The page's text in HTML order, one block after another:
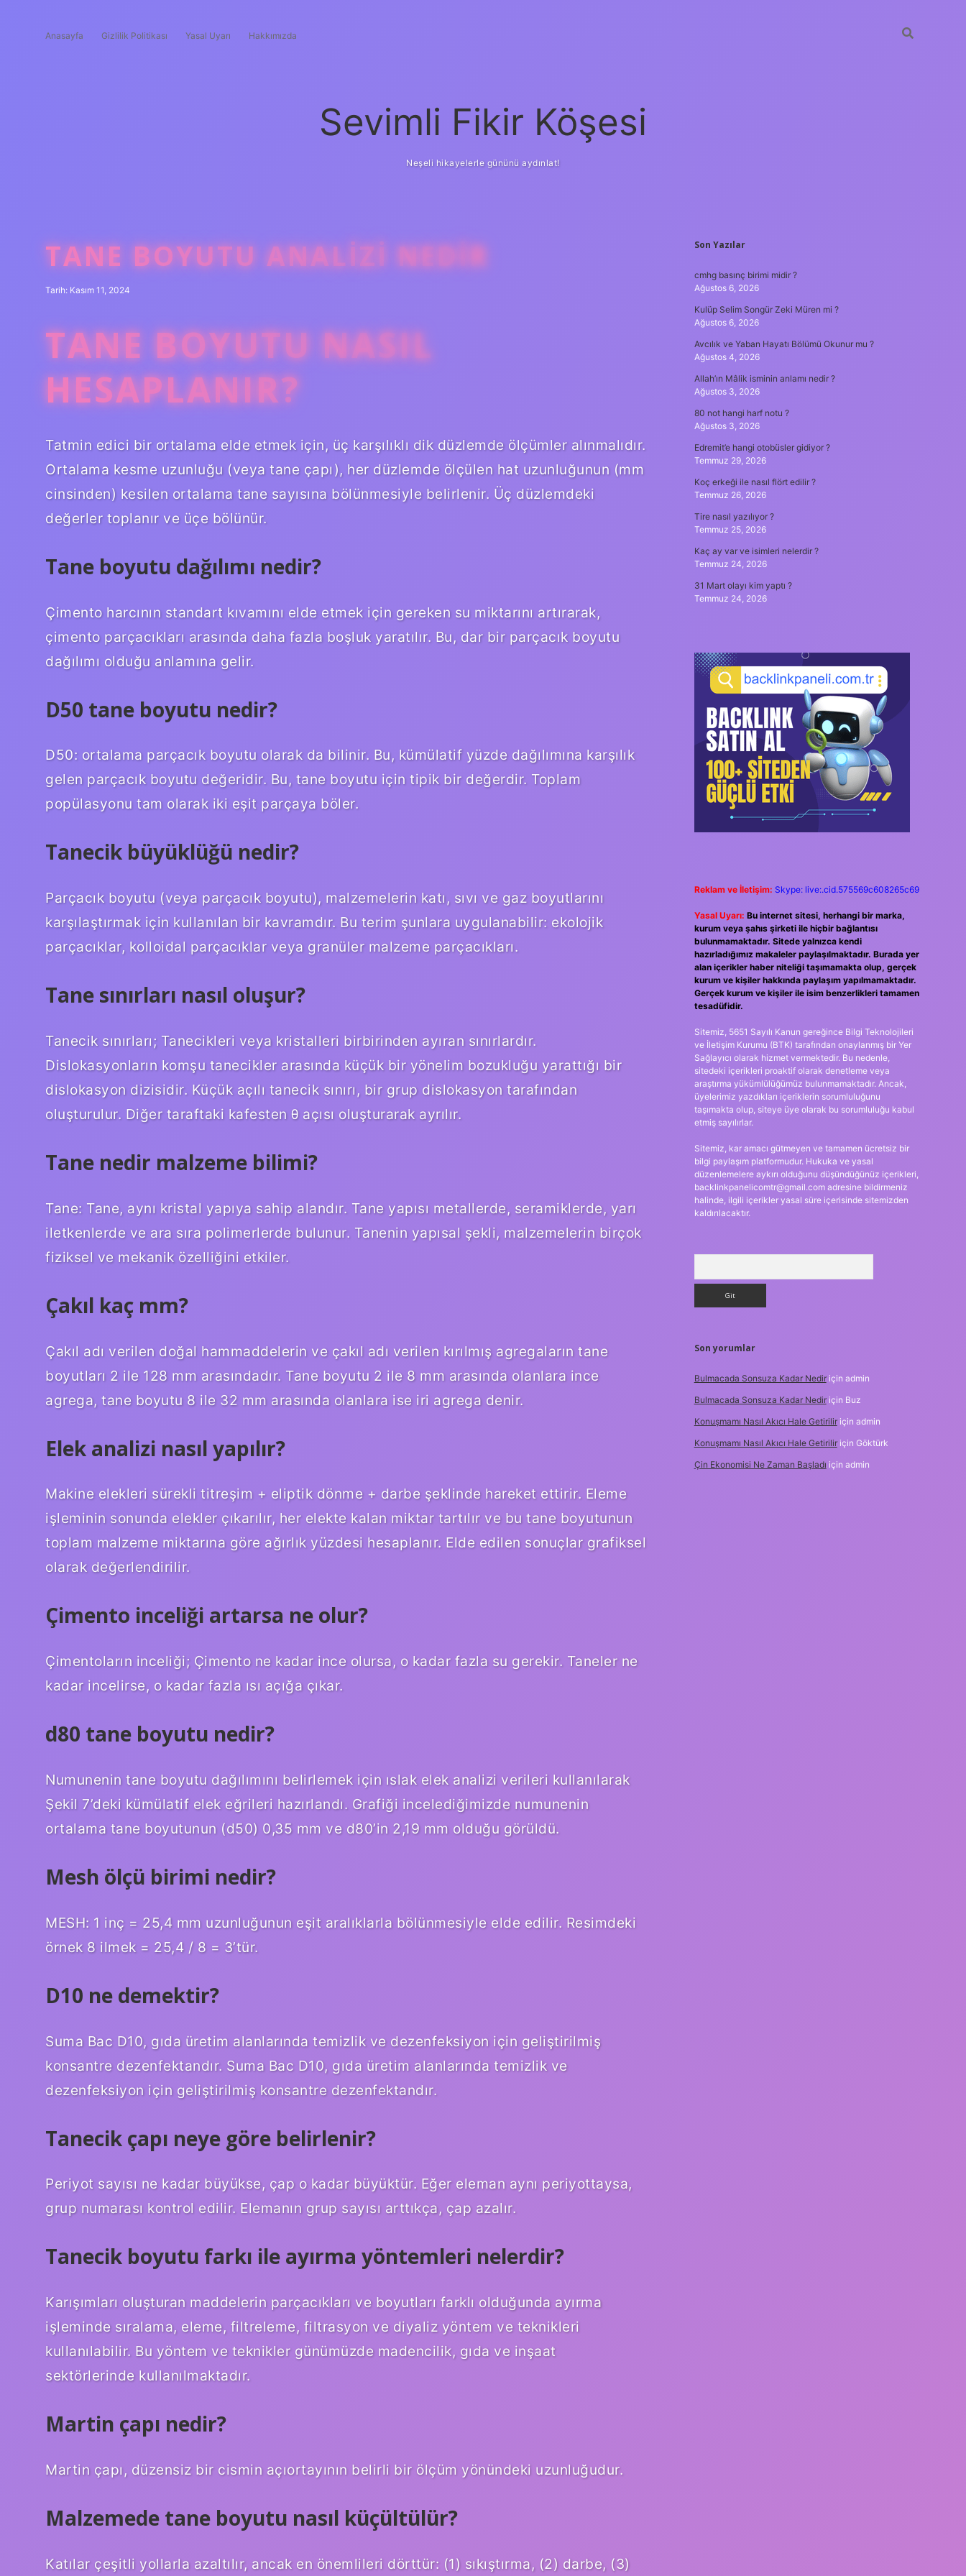
Anasayfa Gizlilik Politikası Yasal Uyarı Hakkımızda
Sevimli Fikir Köşesi
Neşeli hikayelerle gününü aydınlat!
TANE BOYUTU ANALIZI NEDIR
Tarih: Kasım 11, 2024
TANE BOYUTU NASIL
HESAPLANIR?
Tatmin edici bir ortalama elde etmek için, üç karşılıklı dik düzlemde ölçümler alınmalıdır.
Ortalama kesme uzunluğu (veya tane çapı), her düzlemde ölçülen hat uzunluğunun (mm
cinsinden) kesilen ortalama tane sayısına bölünmesiyle belirlenir. Üç düzlemdeki
değerler toplanır ve üçe bölünür.
Tane boyutu dağılımı nedir?
Çimento harcının standart kıvamını elde etmek için gereken su miktarını artırarak,
çimento parçacıkları arasında daha fazla boşluk yaratılır. Bu, dar bir parçacık boyutu
dağılımı olduğu anlamına gelir.
D50 tane boyutu nedir?
D50: ortalama parçacık boyutu olarak da bilinir. Bu, kümülatif yüzde dağılımına karşılık
gelen parçacık boyutu değeridir. Bu, tane boyutu için tipik bir değerdir. Toplam
popülasyonu tam olarak iki eşit parçaya böler.
Tanecik büyüklüğü nedir?
Parçacık boyutu (veya parçacık boyutu), malzemelerin katı, sıvı ve gaz boyutlarını
karşılaştırmak için kullanılan bir kavramdır. Bu terim şunlara uygulanabilir: ekolojik
parçacıklar, kolloidal parçacıklar veya granüler malzeme parçacıkları.
Tane sınırları nasıl oluşur?
Tanecik sınırları; Tanecikleri veya kristalleri birbirinden ayıran sınırlardır.
Dislokasyonların komşu tanecikler arasında küçük bir yönelim bozukluğu yarattığı bir
dislokasyon dizisidir. Küçük açılı tanecik sınırı, bir grup dislokasyon tarafından
oluşturulur. Diğer taraftaki kafesten θ açısı oluşturarak ayrılır.
Tane nedir malzeme bilimi?
Tane: Tane, aynı kristal yapıya sahip alandır. Tane yapısı metallerde, seramiklerde, yarı
iletkenlerde ve ara sıra polimerlerde bulunur. Tanenin yapısal şekli, malzemelerin birçok
fiziksel ve mekanik özelliğini etkiler.
Çakıl kaç mm?
Çakıl adı verilen doğal hammaddelerin ve çakıl adı verilen kırılmış agregaların tane
boyutları 2 ile 128 mm arasındadır. Tane boyutu 2 ile 8 mm arasında olanlara ince
agrega, tane boyutu 8 ile 32 mm arasında olanlara ise iri agrega denir.
Elek analizi nasıl yapılır?
Makine elekleri sürekli titreşim + eliptik dönme + darbe şeklinde hareket ettirir. Eleme
işleminin sonunda elekler çıkarılır, her elekte kalan miktar tartılır ve bu tane boyutunun
toplam malzeme miktarına göre ağırlık yüzdesi hesaplanır. Elde edilen sonuçlar grafiksel
olarak değerlendirilir.
Çimento inceliği artarsa ne olur?
Çimentoların inceliği; Çimento ne kadar ince olursa, o kadar fazla su gerekir. Taneler ne
kadar incelirse, o kadar fazla ısı açığa çıkar.
d80 tane boyutu nedir?
Numunenin tane boyutu dağılımını belirlemek için ıslak elek analizi verileri kullanılarak
Şekil 7’deki kümülatif elek eğrileri hazırlandı. Grafiği incelediğimizde numunenin
ortalama tane boyutunun (d50) 0,35 mm ve d80’in 2,19 mm olduğu görüldü.
Mesh ölçü birimi nedir?
MESH: 1 inç = 25,4 mm uzunluğunun eşit aralıklarla bölünmesiyle elde edilir. Resimdeki
örnek 8 ilmek = 25,4 / 8 = 3’tür.
D10 ne demektir?
Suma Bac D10, gıda üretim alanlarında temizlik ve dezenfeksiyon için geliştirilmiş
konsantre dezenfektandır. Suma Bac D10, gıda üretim alanlarında temizlik ve
dezenfeksiyon için geliştirilmiş konsantre dezenfektandır.
Tanecik çapı neye göre belirlenir?
Periyot sayısı ne kadar büyükse, çap o kadar büyüktür. Eğer eleman aynı periyottaysa,
grup numarası kontrol edilir. Elemanın grup sayısı arttıkça, çap azalır.
Tanecik boyutu farkı ile ayırma yöntemleri nelerdir?
Karışımları oluşturan maddelerin parçacıkları ve boyutları farklı olduğunda ayırma
işleminde sıralama, eleme, filtreleme, filtrasyon ve diyaliz yöntem ve teknikleri
kullanılabilir. Bu yöntem ve teknikler günümüzde madencilik, gıda ve inşaat
sektörlerinde kullanılmaktadır.
Martin çapı nedir?
Martin çapı, düzensiz bir cismin açıortayının belirli bir ölçüm yönündeki uzunluğudur.
Malzemede tane boyutu nasıl küçültülür?
Katılar çeşitli yollarla azaltılır, ancak en önemlileri dörttür: (1) sıkıştırma, (2) darbe, (3)
SIDEBAR
Son Yazılar
cmhg basınç birimi midir ?
Ağustos 6, 2026
Kulüp Selim Songür Zeki Müren mi ?
Ağustos 6, 2026
Avcılık ve Yaban Hayatı Bölümü Okunur mu ?
Ağustos 4, 2026
Allah’ın Mâlik isminin anlamı nedir ?
Ağustos 3, 2026
80 not hangi harf notu ?
Ağustos 3, 2026
Edremit’e hangi otobüsler gidiyor ?
Temmuz 29, 2026
Koç erkeği ile nasıl flört edilir ?
Temmuz 26, 2026
Tire nasıl yazılıyor ?
Temmuz 25, 2026
Kaç ay var ve isimleri nelerdir ?
Temmuz 24, 2026
31 Mart olayı kim yaptı ?
Temmuz 24, 2026
Reklam ve İletişim: Skype: live:.cid.575569c608265c69
Yasal Uyarı: Bu internet sitesi, herhangi bir marka,
kurum veya şahıs şirketi ile hiçbir bağlantısı
bulunmamaktadır. Sitede yalnızca kendi
hazırladığımız makaleler paylaşılmaktadır. Burada yer
alan içerikler haber niteliği taşımamakta olup, gerçek
kurum ve kişiler hakkında paylaşım yapılmamaktadır.
Gerçek kurum ve kişiler ile isim benzerlikleri tamamen
tesadüfidir.
Sitemiz, 5651 Sayılı Kanun gereğince Bilgi Teknolojileri
ve İletişim Kurumu (BTK) tarafından onaylanmış bir Yer
Sağlayıcı olarak hizmet vermektedir. Bu nedenle,
sitedeki içerikleri proaktif olarak denetleme veya
araştırma yükümlülüğümüz bulunmamaktadır. Ancak,
üyelerimiz yazdıkları içeriklerin sorumluluğunu
taşımakta olup, siteye üye olarak bu sorumluluğu kabul
etmiş sayılırlar.
Sitemiz, kar amacı gütmeyen ve tamamen ücretsiz bir
bilgi paylaşım platformudur. Hukuka ve yasal
düzenlemelere aykırı olduğunu düşündüğünüz içerikleri,
backlinkpanelicomtr@gmail.comadresine bildirmeniz
halinde, ilgili içerikler yasal süre içerisinde sitemizden
kaldırılacaktır.
Son yorumlar
Bulmacada Sonsuza Kadar Nediriçin admin
Bulmacada Sonsuza Kadar Nediriçin Buz
Konuşmamı Nasıl Akıcı Hale Getiriliriçin admin
Konuşmamı Nasıl Akıcı Hale Getiriliriçin Göktürk
Çin Ekonomisi Ne Zaman Başladı için admin